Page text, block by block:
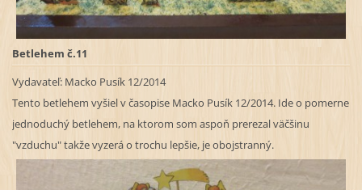
Betlehem č.11
Vydavateľ: Macko Pusík 12/2014
Tento betlehem vyšiel v časopise Macko Pusík 12/2014. Ide o pomerne
jednoduchý betlehem, na ktorom som aspoň prerezal väčšinu
"vzduchu" takže vyzerá o trochu lepšie, je obojstranný.